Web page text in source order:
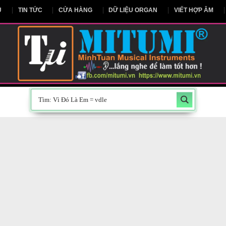
CHỦ TIN TỨC CỬA HÀNG DỮ LIỆU ORGAN